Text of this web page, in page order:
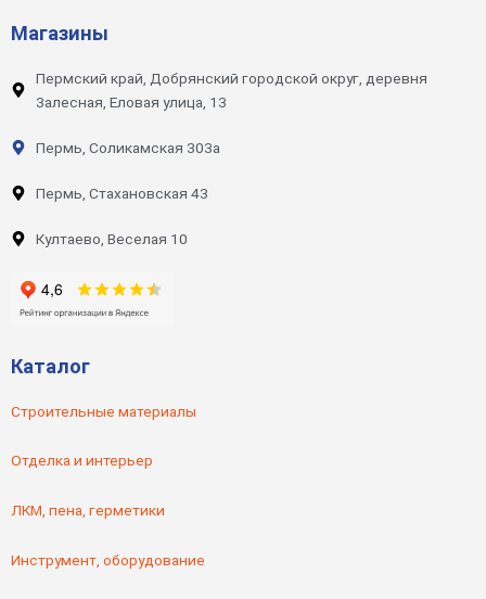
Магазины
Пермский край, Добрянский городской округ, деревня
Залесная, Еловая улица, 13
Пермь, Соликамская 303а
Пермь, Стахановская 43
Култаево, Веселая 10
Каталог
Строительные материалы
Отделка и интерьер
ЛКМ, пена, герметики
Инструмент, оборудование